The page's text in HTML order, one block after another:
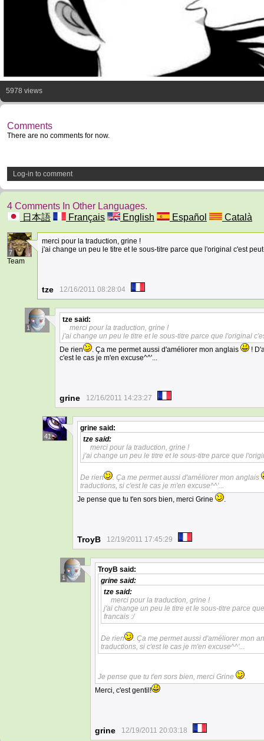
5978 views
Comments
There are no comments for now.
Log-in to comment
4 Comments In Other Languages.
日本語
Français English Español Català
7
Team
merci pour la traduction, grine !
j'ai change un peu le titre et le sous-titre parce que l'original c'est
tze 12/16/2011 08:28:04
1
tze said:
merci pour la traduction, grine !
j'ai change un peu le titre et le sous-titre parce que l'original
De rien
. Ça me permet aussi d'améliorer mon anglais
!
c'est le cas je m'en excuse^^'...
grine 12/16/2011 14:23:27
41
grine said:
tze said:
merci pour la traduction, grine !
j'ai change un peu le titre et le sous-titre parce que
De rien
. Ça me permet aussi d'améliorer mon anglais
traductions, si c'est le cas je m'en excuse^^'...
Je pense que tu t'en sors bien, merci Grine
.
TroyB 12/19/2011 17:45:29
1
TroyB said:
grine said:
tze said:
merci pour la traduction, grine !
j'ai change un peu le titre et le sous-titre parce
francais :/
De rien
. Ça me permet aussi d'améliorer mon
traductions, si c'est le cas je m'en excuse^^'...
Je pense que tu t'en sors bien, merci Grine
.
Merci, c'est gentil!
grine 12/19/2011 20:03:18